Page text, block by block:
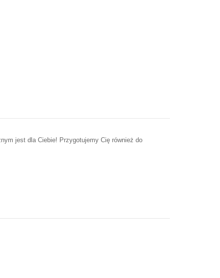
jest dla Ciebie! Przygotujemy Cię również do